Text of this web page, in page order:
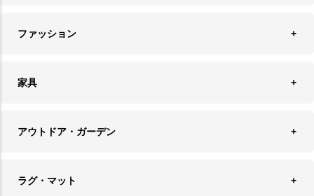
バス・トイレ用品
その他雑貨
フォトフレーム
プランターカバー
キャンドル
お盆・トレー
ファッション
家具
アウトドア・ガーデン
ラグ・マット